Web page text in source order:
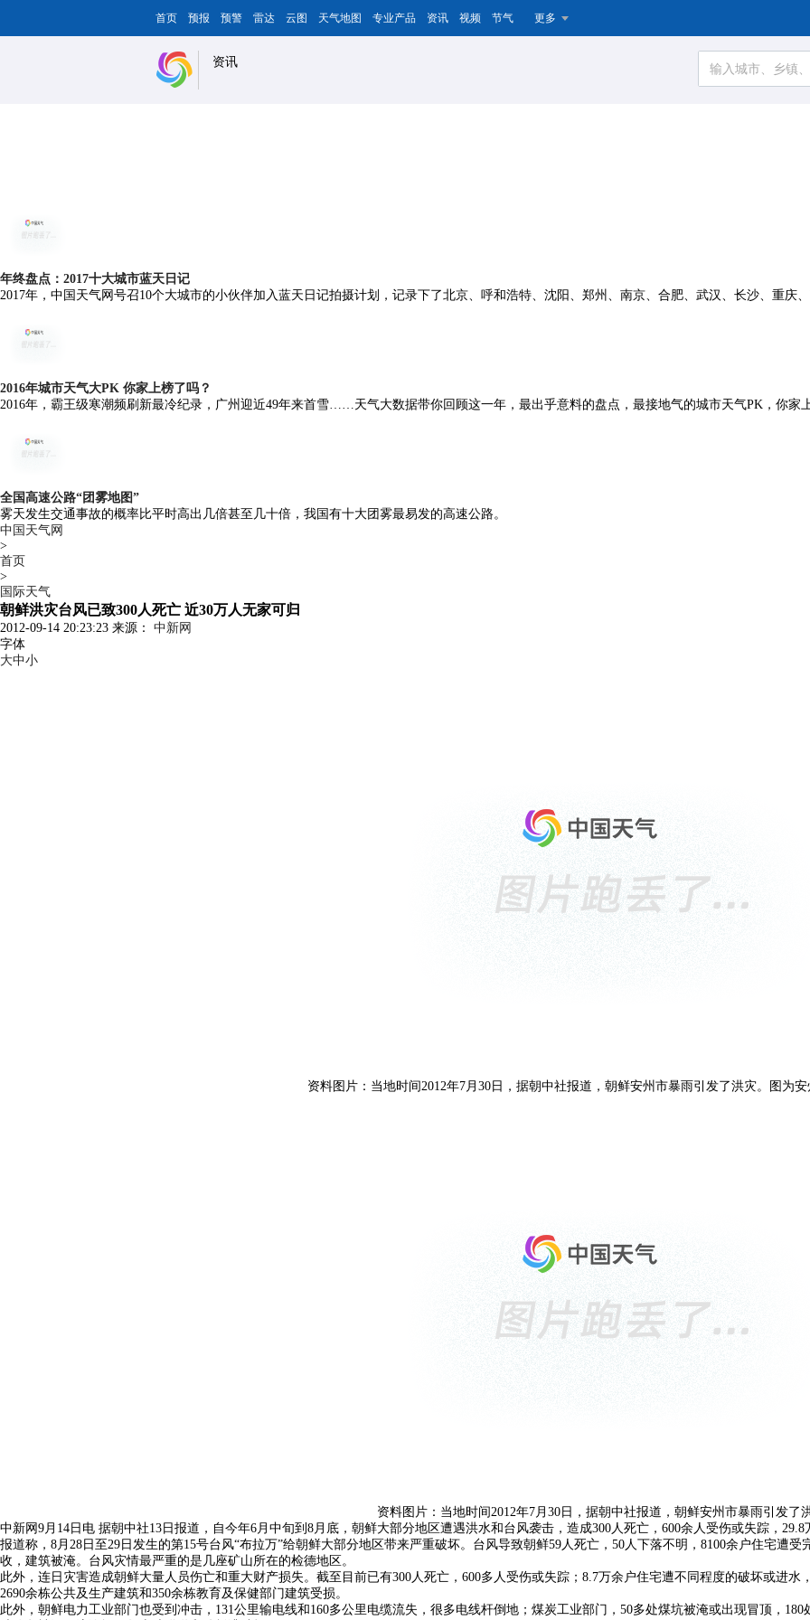
首页 预报 预警 雷达 云图 天气地图 专业产品 资讯 视频 节气 更多
资讯
年终盘点：2017十大城市蓝天日记
2017年，中国天气网号召10个大城市的小伙伴加入蓝天日记拍摄计划，记录下了北京、呼和浩特、沈阳、郑州、南京、合肥、武汉、长沙、重庆、
2016年城市天气大PK 你家上榜了吗？
2016年，霸王级寒潮频刷新最冷纪录，广州迎近49年来首雪……天气大数据带你回顾这一年，最出乎意料的盘点，最接地气的城市天气PK，你家
全国高速公路“团雾地图”
雾天发生交通事故的概率比平时高出几倍甚至几十倍，我国有十大团雾最易发的高速公路。
中国天气网
>
首页
>
国际天气
朝鲜洪灾台风已致300人死亡 近30万人无家可归
2012-09-14 20:23:23 来源： 中新网
字体
大中小
资料图片：当地时间2012年7月30日，据朝中社报道，朝鲜安州市暴雨引发了洪灾。图为安
资料图片：当地时间2012年7月30日，据朝中社报道，朝鲜安州市暴雨引发了洪
中新网9月14日电 据朝中社13日报道，自今年6月中旬到8月底，朝鲜大部分地区遭遇洪水和台风袭击，造成300人死亡，600余人受伤或失踪，29.8
报道称，8月28日至29日发生的第15号台风“布拉万”给朝鲜大部分地区带来严重破坏。台风导致朝鲜59人死亡，50人下落不明，8100余户住宅遭
收，建筑被淹。台风灾情最严重的是几座矿山所在的检德地区。
此外，连日灾害造成朝鲜大量人员伤亡和重大财产损失。截至目前已有300人死亡，600多人受伤或失踪；8.7万余户住宅遭不同程度的破坏或进水
2690余栋公共及生产建筑和350余栋教育及保健部门建筑受损。
此外，朝鲜电力工业部门也受到冲击，131公里输电线和160多公里电缆流失，很多电线杆倒地；煤炭工业部门，50多处煤坑被淹或出现冒顶，